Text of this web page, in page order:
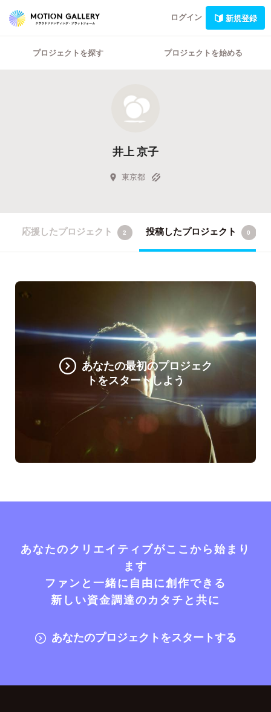
ログイン 新規登録
プロジェクトを探す プロジェクトを始める
井上 京子
東京都
応援したプロジェクト 2 投稿したプロジェクト 0
あなたの最初のプロジェク
トをスタートしよう
あなたのクリエイティブがここから始まり
ます
ファンと一緒に自由に創作できる
新しい資金調達のカタチと共に
あなたのプロジェクトをスタートする